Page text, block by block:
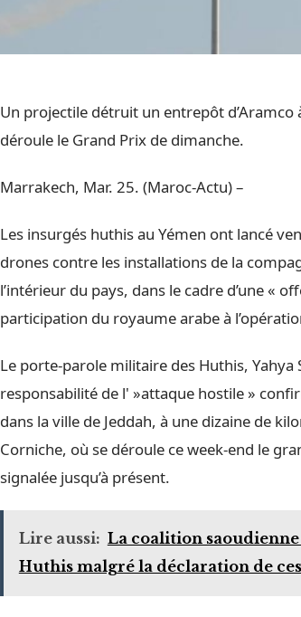
Un projectile détruit un entrepôt
déroule le Grand Prix de dimanche.
Marrakech, Mar. 25. (Maroc-Actu) –
Les insurgés huthis au Yémen ont lancé
drones contre les installations de la
l’intérieur du pays, dans le cadre d’une «
participation du royaume arabe à
Le porte-parole militaire des Huthis,
responsabilité de l' »attaque hostile »
dans la ville de Jeddah, à une dizaine de
Corniche, où se déroule ce week-end le
signalée jusqu’à présent.
Lire aussi: La coalition
Huthis malgré la déclaration de